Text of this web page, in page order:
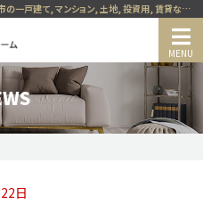
| NEWS | 松戸市, 柏市, 流山市, 野田市, 我孫子市の一戸建て, マンション, 土地, 投資用, 賃貸など、不動産の事ならセンチュリー21五大ホーム
日